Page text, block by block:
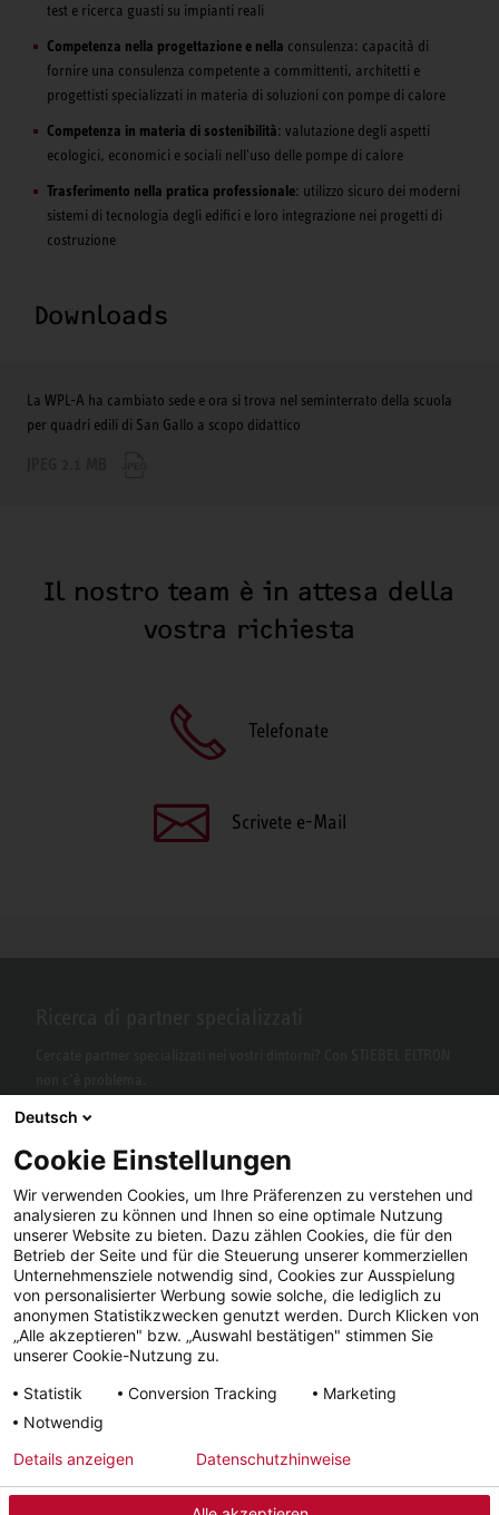
test e ricerca guasti su impianti reali
Competenza nella progettazione e nella consulenza: capacità di
fornire una consulenza competente a committenti, architetti e
progettisti specializzati in materia di soluzioni con pompe di calore
Competenza in materia di sostenibilità: valutazione degli aspetti
ecologici, economici e sociali nell'uso delle pompe di calore
Trasferimento nella pratica professionale: utilizzo sicuro dei moderni
sistemi di tecnologia degli edifici e loro integrazione nei progetti di
costruzione
Downloads
La WPL-A ha cambiato sede e ora si trova nel seminterrato della scuola
per quadri edili di San Gallo a scopo didattico
Il nostro team è in attesa della
vostra richiesta
Telefonate
Scrivete e-Mail
legali generali dati consegna
Facebook YouTube LinkedIn
Instagram
Deutsch
Cookie Einstellungen
Wir verwenden Cookies, um Ihre Präferenzen zu verstehen und
analysieren zu können und Ihnen so eine optimale Nutzung
unserer Website zu bieten. Dazu zählen Cookies, die für den
Betrieb der Seite und für die Steuerung unserer kommerziellen
Unternehmensziele notwendig sind, Cookies zur Ausspielung
von personalisierter Werbung sowie solche, die lediglich zu
anonymen Statistikzwecken genutzt werden. Durch Klicken von
„Alle akzeptieren" bzw. „Auswahl bestätigen" stimmen Sie
unserer Cookie-Nutzung zu.
Statistik
Conversion Tracking
Marketing
Notwendig
Details anzeigen Datenschutzhinweise